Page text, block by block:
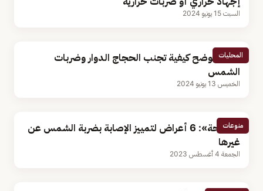
السبت 15 يونيو 2024
المحليات
طبيبة توضح كيفية تجنب الحجاج الدوار وضربات
الشمس
الخميس 13 يونيو 2024
منوعات
«الصحة»: 6 أعراض لتمييز الإصابة بضربة الشمس عن
غيرها
الجمعة 4 أغسطس 2023